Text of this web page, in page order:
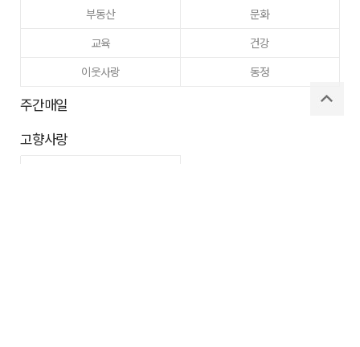
부동산
문화
교육
건강
이웃사랑
동정
주간매일
고향사랑